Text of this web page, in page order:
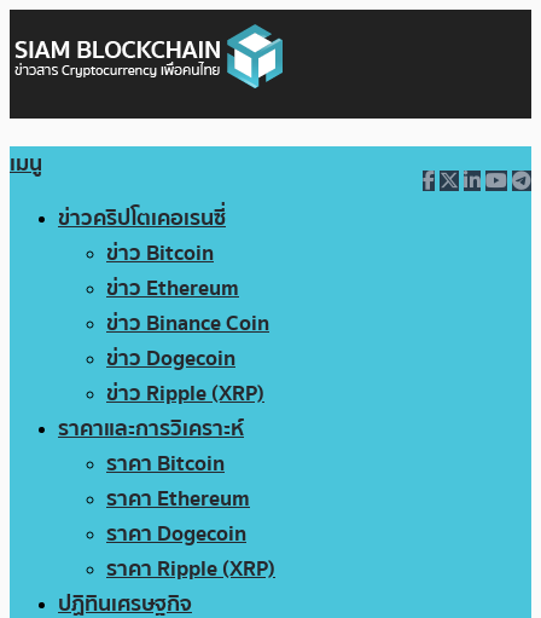
เมนู
ข่าวคริปโตเคอเรนซี่
ข่าว Bitcoin
ข่าว Ethereum
ข่าว Binance Coin
ข่าว Dogecoin
ข่าว Ripple (XRP)
ราคาและการวิเคราะห์
ราคา Bitcoin
ราคา Ethereum
ราคา Dogecoin
ราคา Ripple (XRP)
ปฏิทินเศรษฐกิจ